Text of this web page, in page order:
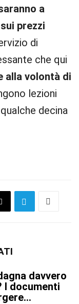
a
prezzi
di
che qui
alla volontà di
lezioni
decina
davvero
I documenti